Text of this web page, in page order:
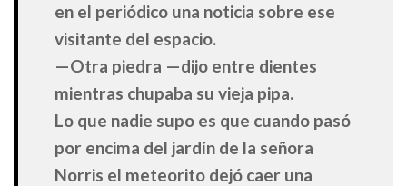
en el periódico una noticia sobre ese
visitante del espacio.
—Otra piedra —dijo entre dientes
mientras chupaba su vieja pipa.
Lo que nadie supo es que cuando pasó
por encima del jardín de la señora
Norris el meteorito dejó caer una